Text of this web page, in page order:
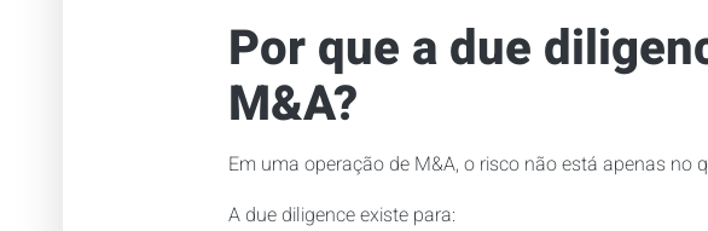
Por que a due
M&A?
Em uma operação de M&A, o risco não está apenas no
A due diligence existe para: